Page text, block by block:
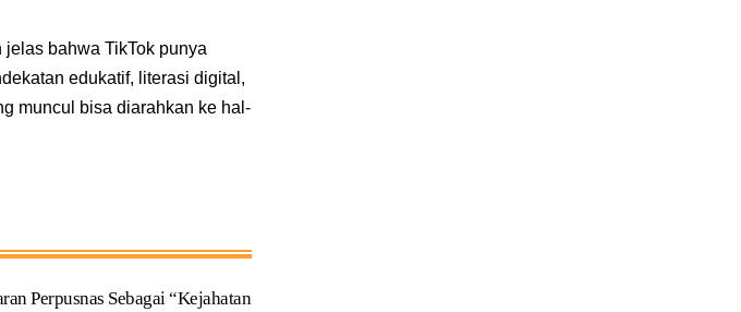
bahwa TikTok punya
edukatif, literasi digital,
muncul bisa diarahkan ke hal-
Perpusnas Sebagai “Kejahatan